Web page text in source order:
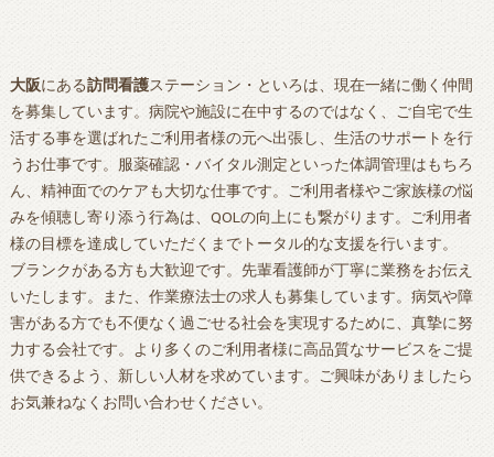
大阪にある訪問看護ステーション・といろは、現在一緒に働く仲間
を募集しています。病院や施設に在中するのではなく、ご自宅で生
活する事を選ばれたご利用者様の元へ出張し、生活のサポートを行
うお仕事です。服薬確認・バイタル測定といった体調管理はもちろ
ん、精神面でのケアも大切な仕事です。ご利用者様やご家族様の悩
みを傾聴し寄り添う行為は、QOLの向上にも繋がります。ご利用者
様の目標を達成していただくまでトータル的な支援を行います。
ブランクがある方も大歓迎です。先輩看護師が丁寧に業務をお伝え
いたします。また、作業療法士の求人も募集しています。病気や障
害がある方でも不便なく過ごせる社会を実現するために、真摯に努
力する会社です。より多くのご利用者様に高品質なサービスをご提
供できるよう、新しい人材を求めています。ご興味がありましたら
お気兼ねなくお問い合わせください。